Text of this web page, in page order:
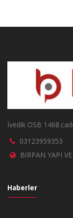
İvedik OSB
03123959353
BİRPAN YAPI
Haberler